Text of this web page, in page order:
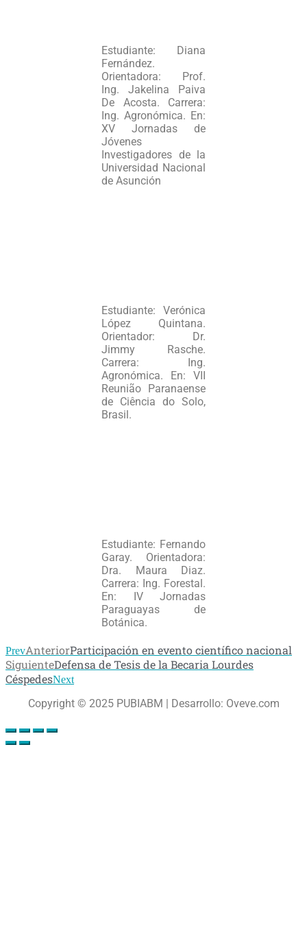
Estudiante: Diana
Fernández.
Orientadora: Prof.
Ing. Jakelina Paiva
De Acosta. Carrera:
Ing. Agronómica. En:
XV Jornadas de
Jóvenes
Investigadores de la
Universidad Nacional
de Asunción
Estudiante: Verónica
López Quintana.
Orientador: Dr.
Jimmy Rasche.
Carrera: Ing.
Agronómica. En: VII
Reunião Paranaense
de Ciência do Solo,
Brasil.
Estudiante: Fernando
Garay. Orientadora:
Dra. Maura Diaz.
Carrera: Ing. Forestal.
En: IV Jornadas
Paraguayas de
Botánica.
PrevAnteriorParticipación en evento científico nacional
SiguienteDefensa de Tesis de la Becaria Lourdes
CéspedesNext
Copyright © 2025 PUBIABM | Desarrollo: Oveve.com